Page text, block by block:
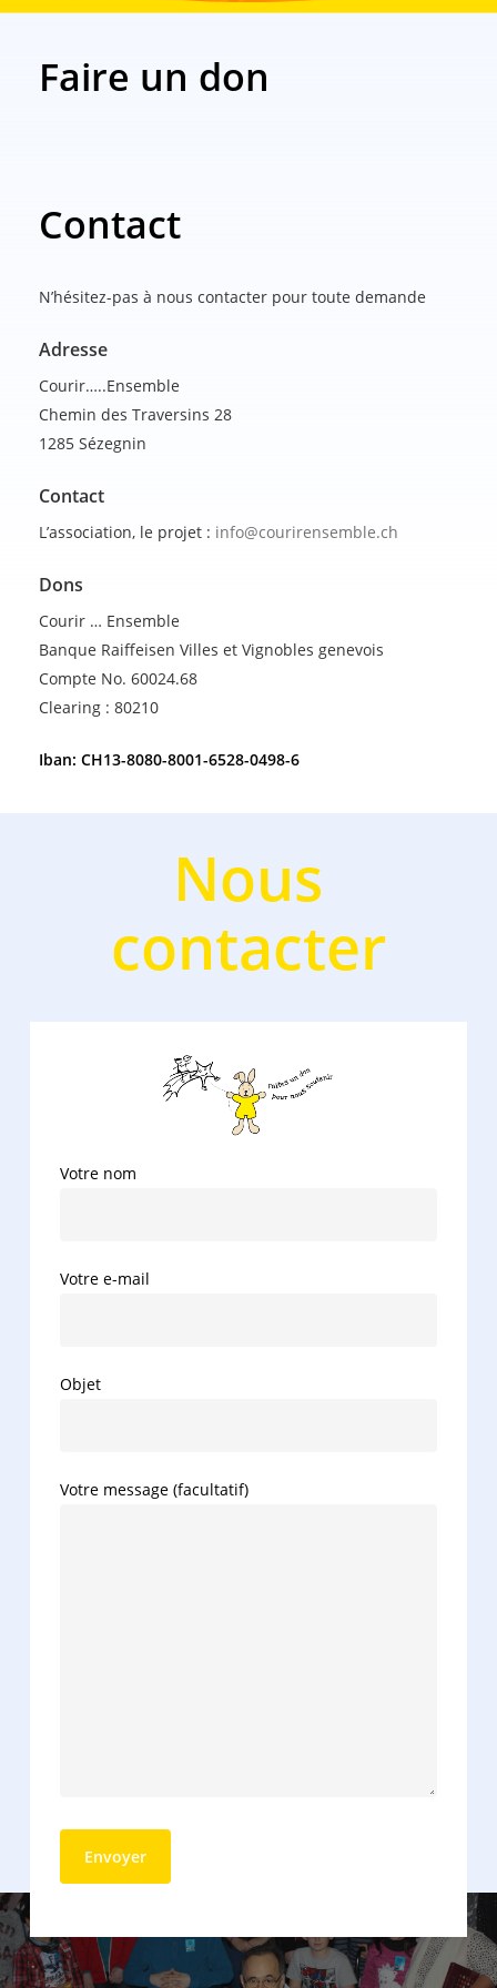
Contact
N’hésitez-pas à nous contacter pour toute demande
Adresse
Courir…..Ensemble
Chemin des Traversins 28
1285 Sézegnin
Contact
L’association, le projet : info@courirensemble.ch
Dons
Courir … Ensemble
Banque Raiffeisen Villes et Vignobles genevois
Compte No. 60024.68
Clearing : 80210
Iban: CH13-8080-8001-6528-0498-6
Faire un don
Nous
contacter
Votre nom
Votre e-mail
Objet
Votre message (facultatif)